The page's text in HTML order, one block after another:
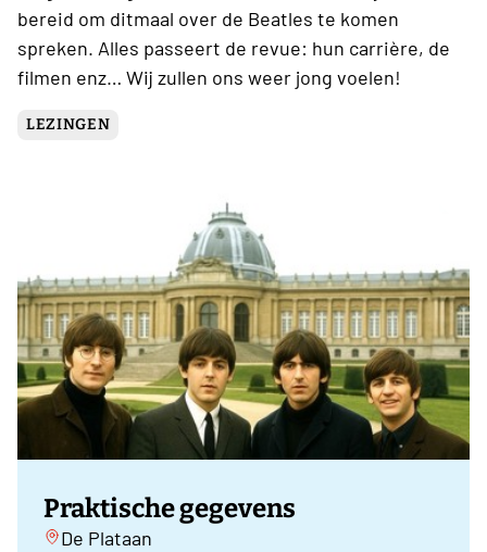
bereid om ditmaal over de Beatles te komen
spreken. Alles passeert de revue: hun carrière, de
filmen enz… Wij zullen ons weer jong voelen!
LEZINGEN
Praktische gegevens
De Plataan